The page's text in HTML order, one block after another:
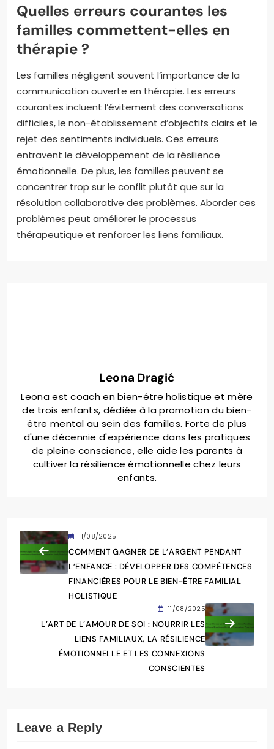
Quelles erreurs courantes les
familles commettent-elles en
thérapie ?
Les familles négligent souvent l’importance de la
communication ouverte en thérapie. Les erreurs
courantes incluent l’évitement des conversations
difficiles, le non-établissement d’objectifs clairs et le
rejet des sentiments individuels. Ces erreurs
entravent le développement de la résilience
émotionnelle. De plus, les familles peuvent se
concentrer trop sur le conflit plutôt que sur la
résolution collaborative des problèmes. Aborder ces
problèmes peut améliorer le processus
thérapeutique et renforcer les liens familiaux.
Leona Dragić
Leona est coach en bien-être holistique et mère
de trois enfants, dédiée à la promotion du bien-
être mental au sein des familles. Forte de plus
d'une décennie d'expérience dans les pratiques
de pleine conscience, elle aide les parents à
cultiver la résilience émotionnelle chez leurs
enfants.
11/08/2025
COMMENT GAGNER DE L’ARGENT PENDANT
L’ENFANCE : DÉVELOPPER DES COMPÉTENCES
FINANCIÈRES POUR LE BIEN-ÊTRE FAMILIAL
HOLISTIQUE
11/08/2025
L’ART DE L’AMOUR DE SOI : NOURRIR LES
LIENS FAMILIAUX, LA RÉSILIENCE
ÉMOTIONNELLE ET LES CONNEXIONS
CONSCIENTES
Leave a Reply